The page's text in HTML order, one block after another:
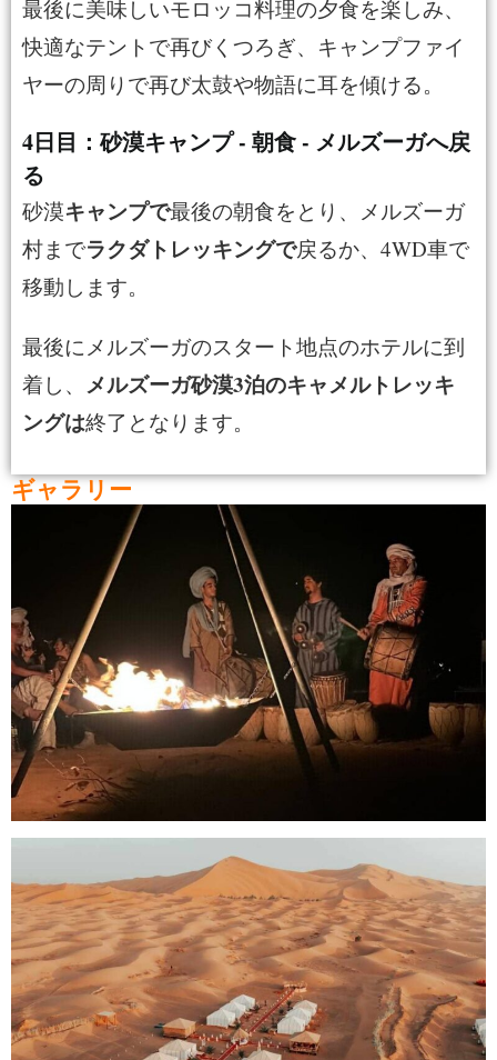
最後に美味しいモロッコ料理の夕食を楽しみ、
快適なテントで再びくつろぎ、キャンプファイ
ヤーの周りで再び太鼓や物語に耳を傾ける。
4日目：砂漠キャンプ - 朝食 - メルズーガへ戻
る
砂漠キャンプで最後の朝食をとり、メルズーガ
村までラクダトレッキングで戻るか、4WD車で
移動します。
最後にメルズーガのスタート地点のホテルに到
着し、 メルズーガ砂漠3泊のキャメルトレッキ
ングは終了となります。
ギャラリー